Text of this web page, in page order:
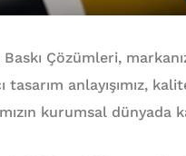
Baskı Çözümleri,
tasarım anlayışımız,
kurumsal dünyada